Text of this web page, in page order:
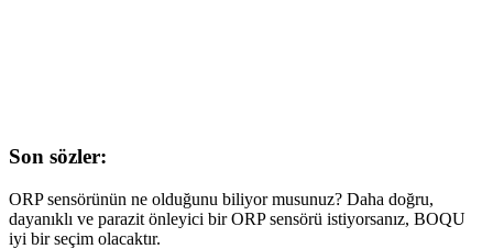
Son sözler:
ORP sensörünün ne olduğunu biliyor musunuz? Daha doğru,
dayanıklı ve parazit önleyici bir ORP sensörü istiyorsanız, BOQU
iyi bir seçim olacaktır.